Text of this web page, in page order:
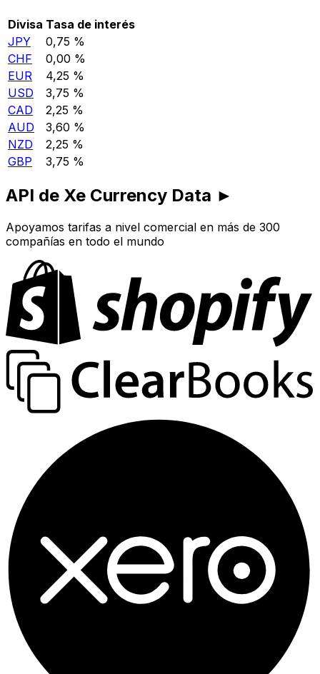
Divisa Tasa de interés
JPY
0,75 %
CHF
0,00 %
EUR
4,25 %
USD
3,75 %
CAD
2,25 %
AUD
3,60 %
NZD
2,25 %
GBP
3,75 %
API de Xe Currency Data ►
Apoyamos tarifas a nivel comercial en más de 300
compañías en todo el mundo